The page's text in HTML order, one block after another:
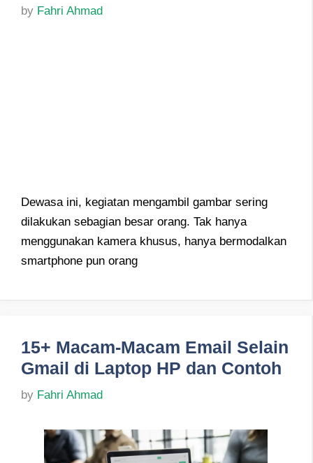
by Fahri Ahmad
Dewasa ini, kegiatan mengambil gambar sering
dilakukan sebagian besar orang. Tak hanya
menggunakan kamera khusus, hanya bermodalkan
smartphone pun orang
15+ Macam-Macam Email Selain
Gmail di Laptop HP dan Contoh
by Fahri Ahmad